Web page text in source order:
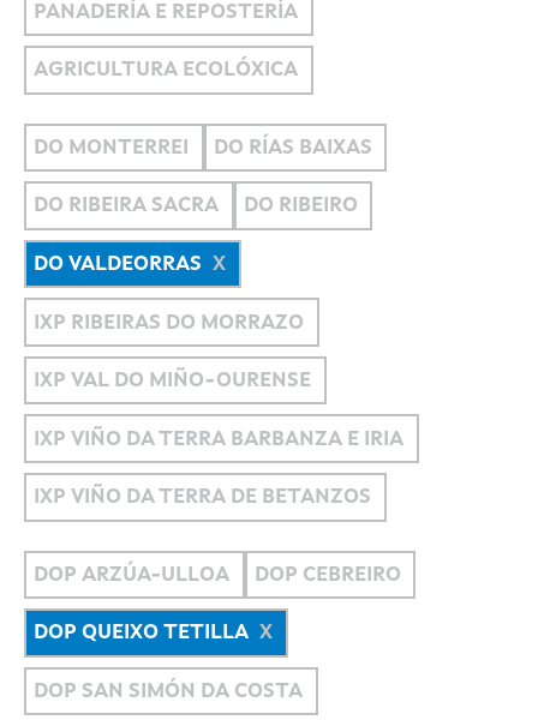
PANADERÍA E REPOSTERÍA
AGRICULTURA ECOLÓXICA
DO MONTERREI DO RÍAS BAIXAS
DO RIBEIRA SACRA DO RIBEIRO
DO VALDEORRAS
IXP RIBEIRAS DO MORRAZO
IXP VAL DO MIÑO-OURENSE
IXP VIÑO DA TERRA BARBANZA E IRIA
IXP VIÑO DA TERRA DE BETANZOS
DOP ARZÚA-ULLOA DOP CEBREIRO
DOP QUEIXO TETILLA
DOP SAN SIMÓN DA COSTA